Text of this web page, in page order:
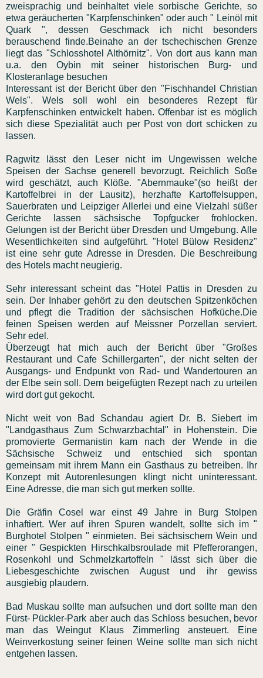
zweisprachig und beinhaltet viele sorbische Gerichte, so
etwa geräucherten "Karpfenschinken" oder auch " Leinöl mit
Quark ", dessen Geschmack ich nicht besonders
berauschend finde.Beinahe an der tschechischen Grenze
liegt das "Schlosshotel Althörnitz". Von dort aus kann man
u.a. den Oybin mit seiner historischen Burg- und
Klosteranlage besuchen
Interessant ist der Bericht über den "Fischhandel Christian
Wels". Wels soll wohl ein besonderes Rezept für
Karpfenschinken entwickelt haben. Offenbar ist es möglich
sich diese Spezialität auch per Post von dort schicken zu
lassen.
Ragwitz lässt den Leser nicht im Ungewissen welche
Speisen der Sachse generell bevorzugt. Reichlich Soße
wird geschätzt, auch Klöße. "Abernmauke"(so heißt der
Kartoffelbrei in der Lausitz), herzhafte Kartoffelsuppen,
Sauerbraten und Leipziger Allerlei und eine Vielzahl süßer
Gerichte lassen sächsische Topfgucker frohlocken.
Gelungen ist der Bericht über Dresden und Umgebung. Alle
Wesentlichkeiten sind aufgeführt. "Hotel Bülow Residenz"
ist eine sehr gute Adresse in Dresden. Die Beschreibung
des Hotels macht neugierig.
Sehr interessant scheint das "Hotel Pattis in Dresden zu
sein. Der Inhaber gehört zu den deutschen Spitzenköchen
und pflegt die Tradition der sächsischen Hofküche.Die
feinen Speisen werden auf Meissner Porzellan serviert.
Sehr edel.
Überzeugt hat mich auch der Bericht über "Großes
Restaurant und Cafe Schillergarten", der nicht selten der
Ausgangs- und Endpunkt von Rad- und Wandertouren an
der Elbe sein soll. Dem beigefügten Rezept nach zu urteilen
wird dort gut gekocht.
Nicht weit von Bad Schandau agiert Dr. B. Siebert im
"Landgasthaus Zum Schwarzbachtal" in Hohenstein. Die
promovierte Germanistin kam nach der Wende in die
Sächsische Schweiz und entschied sich spontan
gemeinsam mit ihrem Mann ein Gasthaus zu betreiben. Ihr
Konzept mit Autorenlesungen klingt nicht uninteressant.
Eine Adresse, die man sich gut merken sollte.
Die Gräfin Cosel war einst 49 Jahre in Burg Stolpen
inhaftiert. Wer auf ihren Spuren wandelt, sollte sich im "
Burghotel Stolpen " einmieten. Bei sächsischem Wein und
einer " Gespickten Hirschkalbsroulade mit Pfefferorangen,
Rosenkohl und Schmelzkartoffeln " lässt sich über die
Liebesgeschichte zwischen August und ihr gewiss
ausgiebig plaudern.
Bad Muskau sollte man aufsuchen und dort sollte man den
Fürst- Pückler-Park aber auch das Schloss besuchen, bevor
man das Weingut Klaus Zimmerling ansteuert. Eine
Weinverkostung seiner feinen Weine sollte man sich nicht
entgehen lassen.